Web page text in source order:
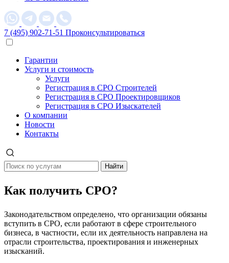
7 (495) 902-71-51 Проконсультироваться
Гарантии
Услуги и стоимость
Услуги
Регистрация в СРО Строителей
Регистрация в СРО Проектировщиков
Регистрация в СРО Изыскателей
О компании
Новости
Контакты
Найти
Как получить СРО?
Законодательством определено, что организации обязаны
вступить в СРО, если работают в сфере строительного
бизнеса, в частности, если их деятельность направлена на
отрасли строительства, проектирования и инженерных
изысканий.